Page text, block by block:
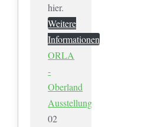
hier.
Weitere
Informationen
ORLA
-
Oberland
Ausstellung
02